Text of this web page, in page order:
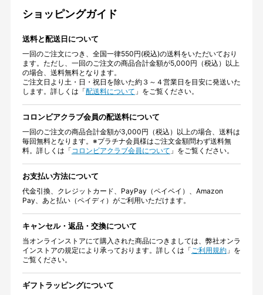
ショッピングガイド
送料と配送日について
一回のご注文につき、全国一律550円(税込)の送料をいただいており
ます。ただし、一回のご注文の商品合計金額が5,000円（税込）以上
の場合、送料無料となります。
ご注文日より土・日・祝日を除いた約３～４営業日を目安に発送いた
します。詳しくは「配送料について 」をご覧ください。
コロンビアクラブ会員の配送料について
一回のご注文の商品合計金額が3,000円（税込）以上の場合、送料は
毎回無料となります。※プラチナ会員様はご注文金額問わず送料無
料。詳しくは「コロンビアクラブ会員について 」をご覧ください。
お支払い方法について
代金引換、クレジットカード、PayPay（ペイペイ）、Amazon
Pay、あと払い（ペイディ）がご利用いただけます。
キャンセル・返品・交換について
当オンラインストアにて購入された商品につきましては、弊社オンラ
インストアの規定により承っております。詳しくは「ご利用規約」を
ご覧ください。
ギフトラッピングについて